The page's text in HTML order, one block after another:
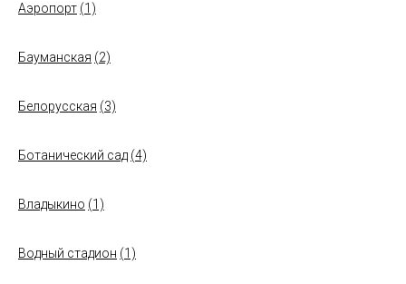
Аэропорт (1)
Бауманская (2)
Белорусская (3)
Ботанический сад (4)
Владыкино (1)
Водный стадион (1)